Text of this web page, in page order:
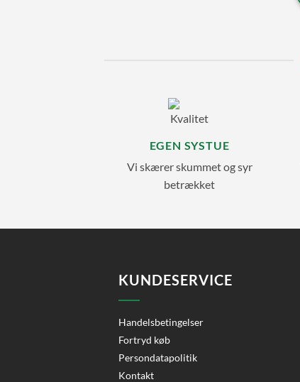
EGEN SYSTUE
Vi skærer skummet og syr
betrækket
KUNDESERVICE
Handelsbetingelser
Fortryd køb
Persondatapolitik
Kontakt